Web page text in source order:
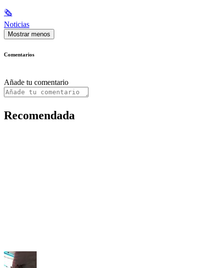
🗞
Noticias
Mostrar menos
Comentarios
Añade tu comentario
Recomendada